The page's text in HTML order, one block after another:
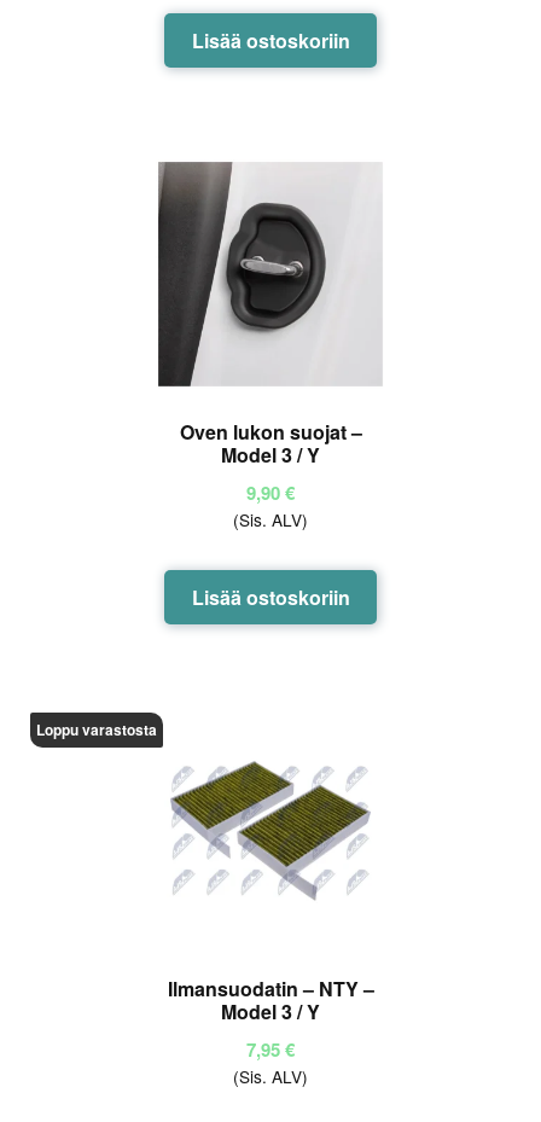
Lisää ostoskoriin
Oven lukon suojat –
Model 3 / Y
9,90€
(Sis. ALV)
Lisää ostoskoriin
Loppu varastosta
Ilmansuodatin – NTY –
Model 3 / Y
7,95€
(Sis. ALV)